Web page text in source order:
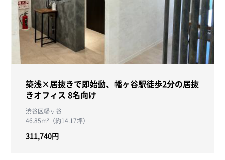
築浅×居抜きで即始動、幡ヶ谷駅徒歩2分の居抜
きオフィス 8名向け
渋谷区幡ヶ谷
46.85m²（約14.17坪）
311,740円